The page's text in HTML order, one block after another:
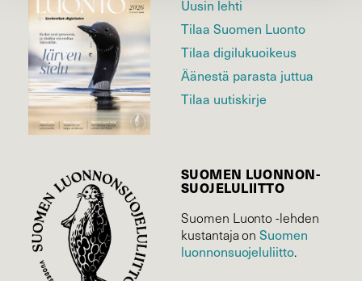
Uusin lehti
Tilaa Suomen Luonto
Tilaa digilukuoikeus
Äänestä parasta juttua
Tilaa uutiskirje
SUOMEN LUONNON­
SUOJELU­LIITTO
Suomen Luonto -lehden
kustantaja onSuomen
luonnonsuojelu­liitto.